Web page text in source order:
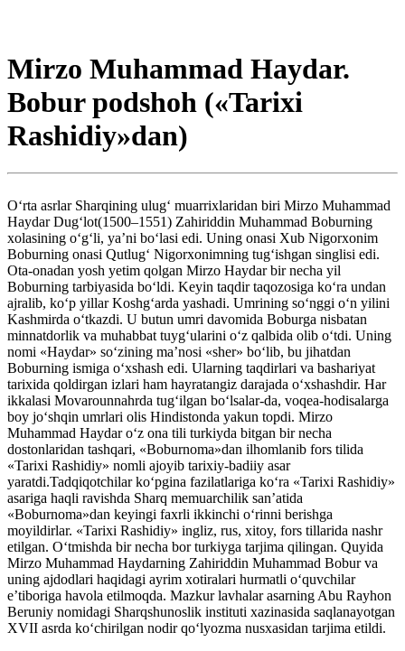
Mirzo Muhammad Haydar.
Bobur podshoh («Tarixi
Rashidiy»dan)
O‘rta asrlar Sharqining ulug‘ muarrixlaridan biri Mirzo Muhammad
Haydar Dug‘lot(1500–1551) Zahiriddin Muhammad Boburning
xolasining o‘g‘li, ya’ni bo‘lasi edi. Uning onasi Xub Nigorxonim
Boburning onasi Qutlug‘ Nigorxonimning tug‘ishgan singlisi edi.
Ota-onadan yosh yetim qolgan Mirzo Haydar bir necha yil
Boburning tarbiyasida bo‘ldi. Keyin taqdir taqozosiga ko‘ra undan
ajralib, ko‘p yillar Koshg‘arda yashadi. Umrining so‘nggi o‘n yilini
Kashmirda o‘tkazdi. U butun umri davomida Boburga nisbatan
minnatdorlik va muhabbat tuyg‘ularini o‘z qalbida olib o‘tdi. Uning
nomi «Haydar» so‘zining ma’nosi «sher» bo‘lib, bu jihatdan
Boburning ismiga o‘xshash edi. Ularning taqdirlari va bashariyat
tarixida qoldirgan izlari ham hayratangiz darajada o‘xshashdir. Har
ikkalasi Movarounnahrda tug‘ilgan bo‘lsalar-da, voqea-hodisalarga
boy jo‘shqin umrlari olis Hindistonda yakun topdi. Mirzo
Muhammad Haydar o‘z ona tili turkiyda bitgan bir necha
dostonlaridan tashqari, «Boburnoma»dan ilhomlanib fors tilida
«Tarixi Rashidiy» nomli ajoyib tarixiy-badiiy asar
yaratdi.Tadqiqotchilar ko‘pgina fazilatlariga ko‘ra «Tarixi Rashidiy»
asariga haqli ravishda Sharq memuarchilik san’atida
«Boburnoma»dan keyingi faxrli ikkinchi o‘rinni berishga
moyildirlar. «Tarixi Rashidiy» ingliz, rus, xitoy, fors tillarida nashr
etilgan. O‘tmishda bir necha bor turkiyga tarjima qilingan. Quyida
Mirzo Muhammad Haydarning Zahiriddin Muhammad Bobur va
uning ajdodlari haqidagi ayrim xotiralari hurmatli o‘quvchilar
e’tiboriga havola etilmoqda. Mazkur lavhalar asarning Abu Rayhon
Beruniy nomidagi Sharqshunoslik instituti xazinasida saqlanayotgan
XVII asrda ko‘chirilgan nodir qo‘lyozma nusxasidan tarjima etildi.